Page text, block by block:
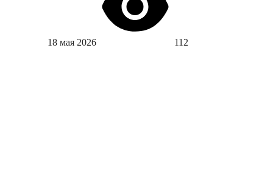
18 мая 2026 112